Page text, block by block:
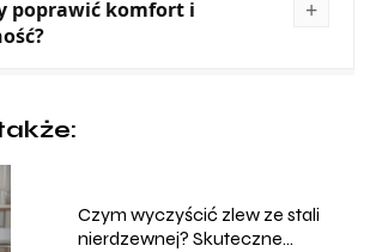
poprawić komfort i
Czym wyczyścić zlew ze stali
nierdzewnej? Skuteczne